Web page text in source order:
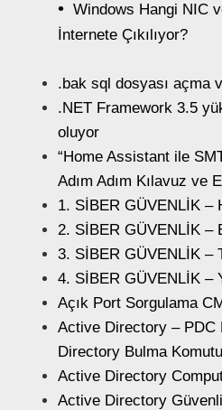
Windows Hangi NIC
İnternete Çıkılıyor?
.bak sql dosyası açma
.NET Framework 3.5
oluyor
“Home Assistant ile
Adım Adım Kılavuz ve
1. SİBER GÜVENLİK –
2. SİBER GÜVENLİK –
3. SİBER GÜVENLİK –
4. SİBER GÜVENLİK –
Açık Port Sorgulama
Active Directory – PDC
Directory Bulma Komutu
Active Directory
Active Directory